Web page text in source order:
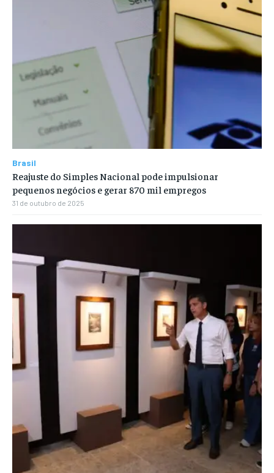
Brasil
Reajuste do Simples Nacional pode impulsionar
pequenos negócios e gerar 870 mil empregos
31 de outubro de 2025